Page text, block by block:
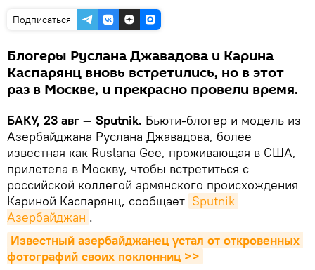
Подписаться
Блогеры Руслана Джавадова и Карина
Каспарянц вновь встретились, но в этот
раз в Москве, и прекрасно провели время.
БАКУ, 23 авг — Sputnik. Бьюти-блогер и модель из
Азербайджана Руслана Джавадова, более
известная как Ruslana Gee, проживающая в США,
прилетела в Москву, чтобы встретиться с
российской коллегой армянского происхождения
Кариной Каспарянц, сообщает Sputnik
Азербайджан .
Известный азербайджанец устал от откровенных
фотографий своих поклонниц >>